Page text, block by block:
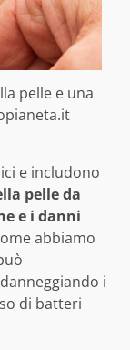
pelle e una
e includono
pelle da
e i danni
abbiamo
i
di batteri